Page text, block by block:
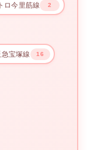
ロ今里筋線 2
急宝塚線 16